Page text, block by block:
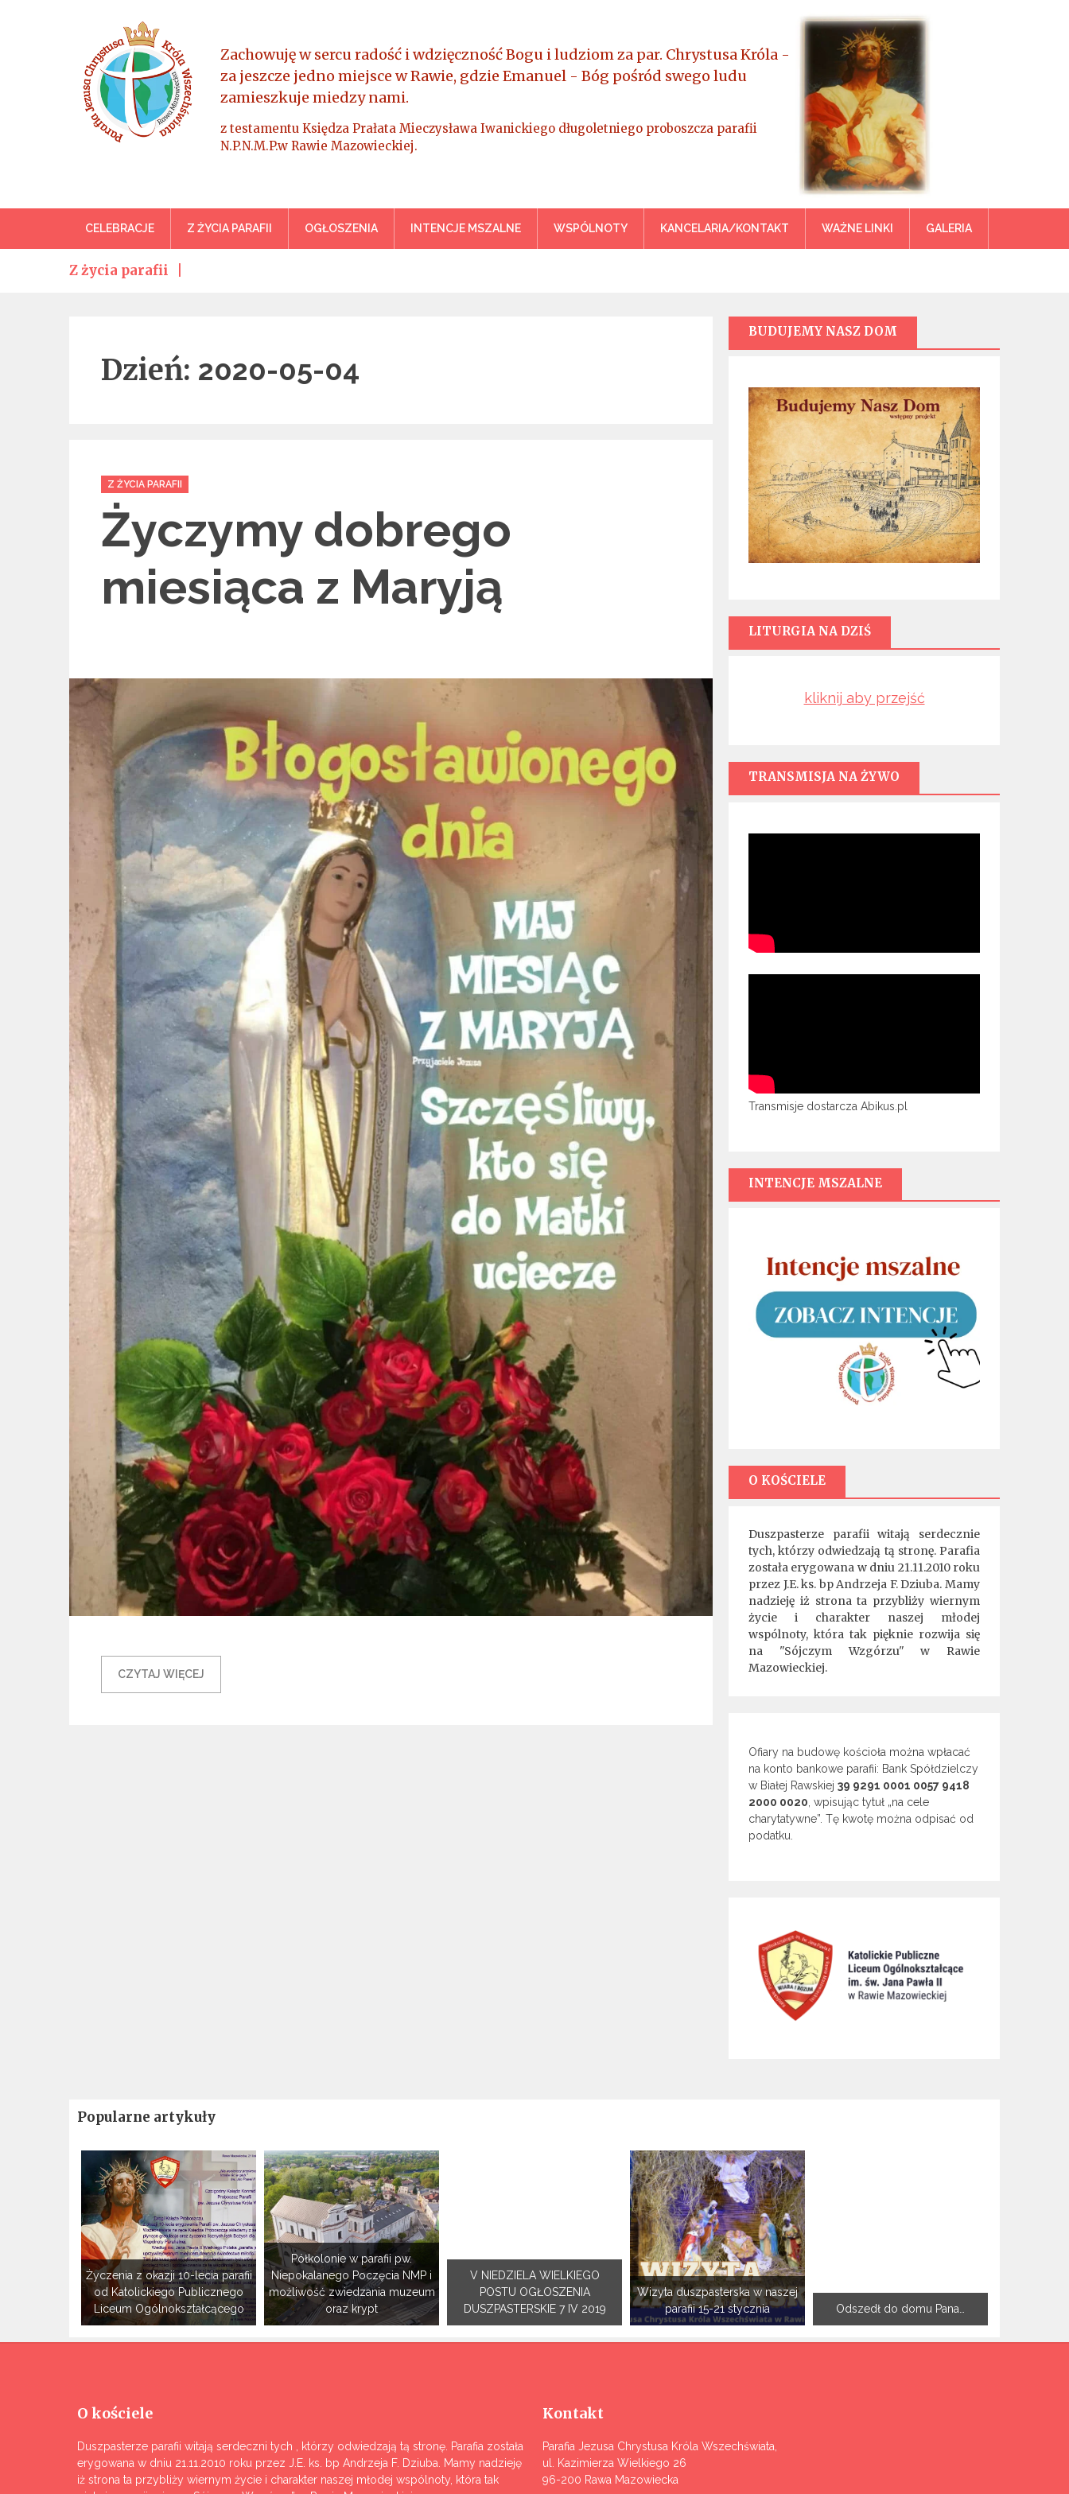
Parafia Jezusa Chrystusa Króla Wszechświata – Rawa Mazowiecka
Zachowuję w sercu radość i wdzięczność Bogu i ludziom za par. Chrystusa Króla -
za jeszcze jedno miejsce w Rawie, gdzie Emanuel - Bóg pośród swego ludu
zamieszkuje miedzy nami.
z testamentu Księdza Prałata Mieczysława Iwanickiego długoletniego proboszcza parafii
N.P.N.M.P.w Rawie Mazowieckiej.
CELEBRACJE Z ŻYCIA PARAFII OGŁOSZENIA INTENCJE MSZALNE WSPÓLNOTY KANCELARIA/KONTAKT WAŻNE LINKI GALERIA
Z życia parafii
Dzień: 2020-05-04
Categories
Z ŻYCIA PARAFII
Życzymy dobrego
miesiąca z Maryją
CZYTAJ WIĘCEJ
BUDUJEMY NASZ DOM
LITURGIA NA DZIŚ
kliknij aby przejść
TRANSMISJA NA ŻYWO
Transmisje dostarcza Abikus.pl
INTENCJE MSZALNE
O KOŚCIELE
Duszpasterze parafii witają serdecznie
tych, którzy odwiedzają tą stronę. Parafia
została erygowana w dniu 21.11.2010 roku
przez J.E. ks. bp Andrzeja F. Dziuba. Mamy
nadzieję iż strona ta przybliży wiernym
życie i charakter naszej młodej
wspólnoty, która tak pięknie rozwija się
na "Sójczym Wzgórzu" w Rawie
Mazowieckiej.
Ofiary na budowę kościoła można wpłacać
na konto bankowe parafii: Bank Spółdzielczy
w Białej Rawskiej 39 9291 0001 0057 9418
2000 0020 , wpisując tytuł „na cele
charytatywne”. Tę kwotę można odpisać od
podatku.
Popularne artykuły
Życzenia z okazji 10-lecia parafii
od Katolickiego Publicznego
Liceum Ogólnokształcącego
Półkolonie w parafii pw.
Niepokalanego Poczęcia NMP i
możliwość zwiedzania muzeum
oraz krypt
V NIEDZIELA WIELKIEGO
POSTU OGŁOSZENIA
DUSZPASTERSKIE 7 IV 2019
Wizyta duszpasterska w naszej
parafii 15-21 stycznia
Odszedł do domu Pana…
O kościele
Duszpasterze parafii witają serdeczni tych , którzy odwiedzają tą stronę. Parafia została
erygowana w dniu 21.11.2010 roku przez J.E. ks. bp Andrzeja F. Dziuba. Mamy nadzieję
iż strona ta przybliży wiernym życie i charakter naszej młodej wspólnoty, która tak
Kontakt
Parafia Jezusa Chrystusa Króla Wszechświata,
ul. Kazimierza Wielkiego 26
96-200 Rawa Mazowiecka